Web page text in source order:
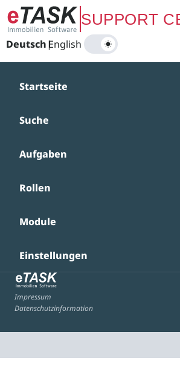
Zum Hauptinhalt springen
SUPPORT
Deutsch|
English
Startseite
Suche
Aufgaben
Rollen
Module
Einstellungen
Impressum
Datenschutzinformation